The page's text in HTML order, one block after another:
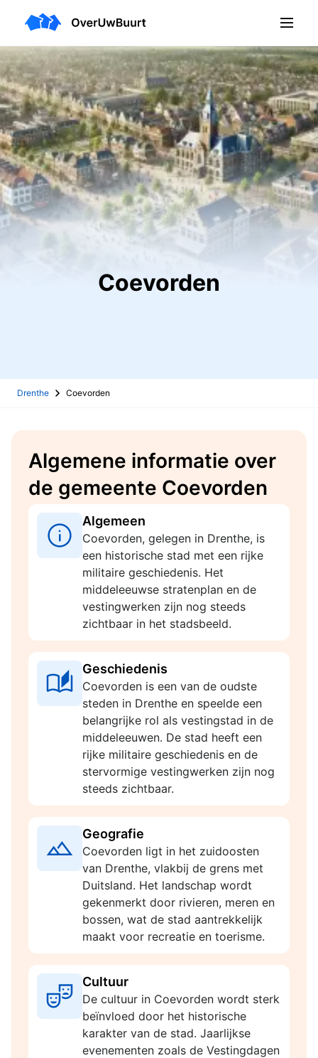
Coevorden
Drenthe Coevorden
Algemene informatie over
de gemeente Coevorden
Algemeen
Coevorden, gelegen in Drenthe, is
een historische stad met een rijke
militaire geschiedenis. Het
middeleeuwse stratenplan en de
vestingwerken zijn nog steeds
zichtbaar in het stadsbeeld.
Geschiedenis
Coevorden is een van de oudste
steden in Drenthe en speelde een
belangrijke rol als vestingstad in de
middeleeuwen. De stad heeft een
rijke militaire geschiedenis en de
stervormige vestingwerken zijn nog
steeds zichtbaar.
Geografie
Coevorden ligt in het zuidoosten
van Drenthe, vlakbij de grens met
Duitsland. Het landschap wordt
gekenmerkt door rivieren, meren en
bossen, wat de stad aantrekkelijk
maakt voor recreatie en toerisme.
Cultuur
De cultuur in Coevorden wordt sterk
beïnvloed door het historische
karakter van de stad. Jaarlijkse
evenementen zoals de Vestingdagen